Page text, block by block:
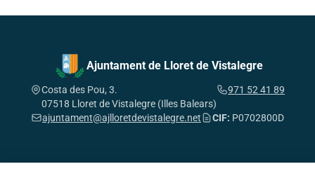
Ajuntament de Lloret de Vistalegre
Costa des Pou, 3.
07518 Lloret de Vistalegre (Illes Balears)
971 52 41 89
ajuntament@ajlloretdevistalegre.net CIF: P0702800D